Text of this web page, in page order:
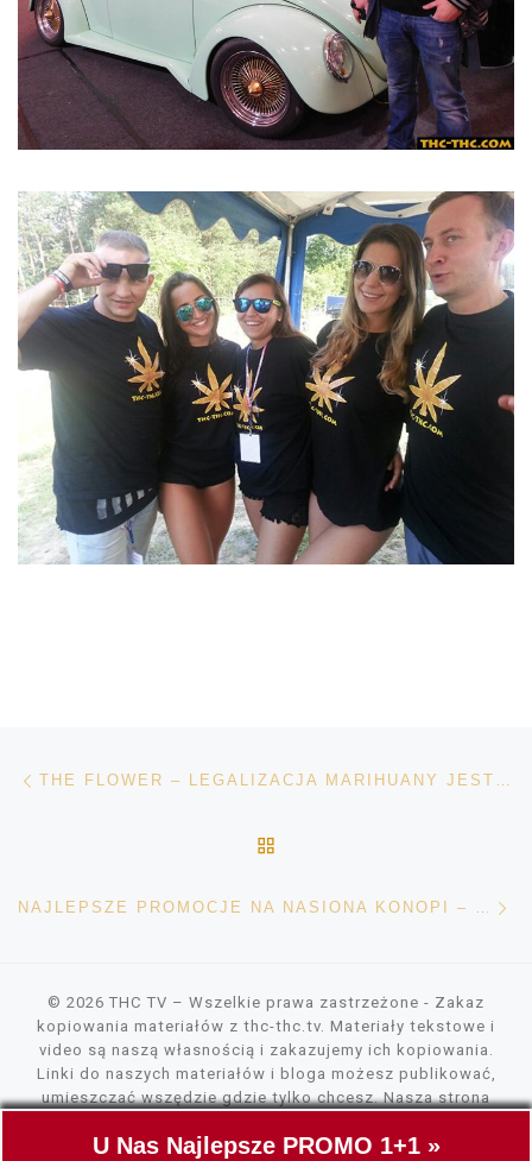
Nawigacja wpisu THE FLOWER – LEGALIZACJA MARIHUANY JEST POTRZEBNA
NAJLEPSZE PROMOCJE NA NASIONA KONOPI – ODKRYWAJ OKAZJE I OSZCZĘDZAJ Z GŁOWĄ
© 2026THC TV – Wszelkie prawa zastrzeżone - Zakaz
kopiowania materiałów z thc-thc.tv. Materiały tekstowe i
video są naszą własnością i zakazujemy ich kopiowania.
Linki do naszych materiałów i bloga możesz publikować,
umieszczać wszędzie gdzie tylko chcesz. Nasza strona
zawartości. Nie gromadzimy żadnych danych.
U Nas Najlepsze PROMO 1+1 »